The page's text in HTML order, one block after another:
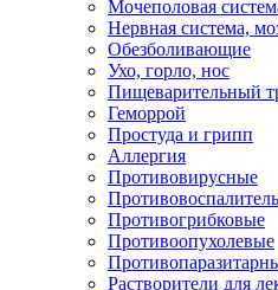
Мочеполовая
Нервная система,
Обезболивающие
Ухо, горло, нос
Пищеварительный
Геморрой
Простуда и грипп
Аллергия
Противовирусные
Противогрибковые
Противоопухолевые
Растворители для